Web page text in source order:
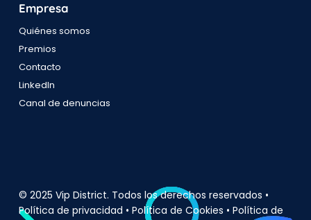
Empresa
Quiénes somos
Premios
Contacto
LinkedIn
Canal de denuncias
© 2025 Vip District. Todos los derechos reservados •
Política de privacidad • Política de Cookies • Política de